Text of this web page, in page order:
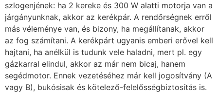
szlogenjének: ha 2 kereke és 300 W alatti motorja van a
járgányunknak, akkor az kerékpár. A rendőrségnek erről
más véleménye van, és bizony, ha megállítanak, akkor
az fog számítani. A kerékpárt ugyanis emberi erővel kell
hajtani, ha anélkül is tudunk vele haladni, mert pl. egy
gázkarral elindul, akkor az már nem bicaj, hanem
segédmotor. Ennek vezetéséhez már kell jogosítvány (A
vagy B), bukósisak és kötelező-felelősségbiztosítás is.